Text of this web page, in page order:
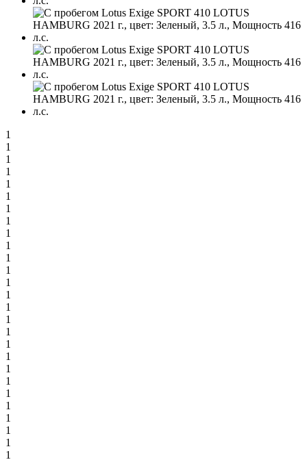
1
1
1
1
1
1
1
1
1
1
1
1
1
1
1
1
1
1
1
1
1
1
1
1
1
1
1